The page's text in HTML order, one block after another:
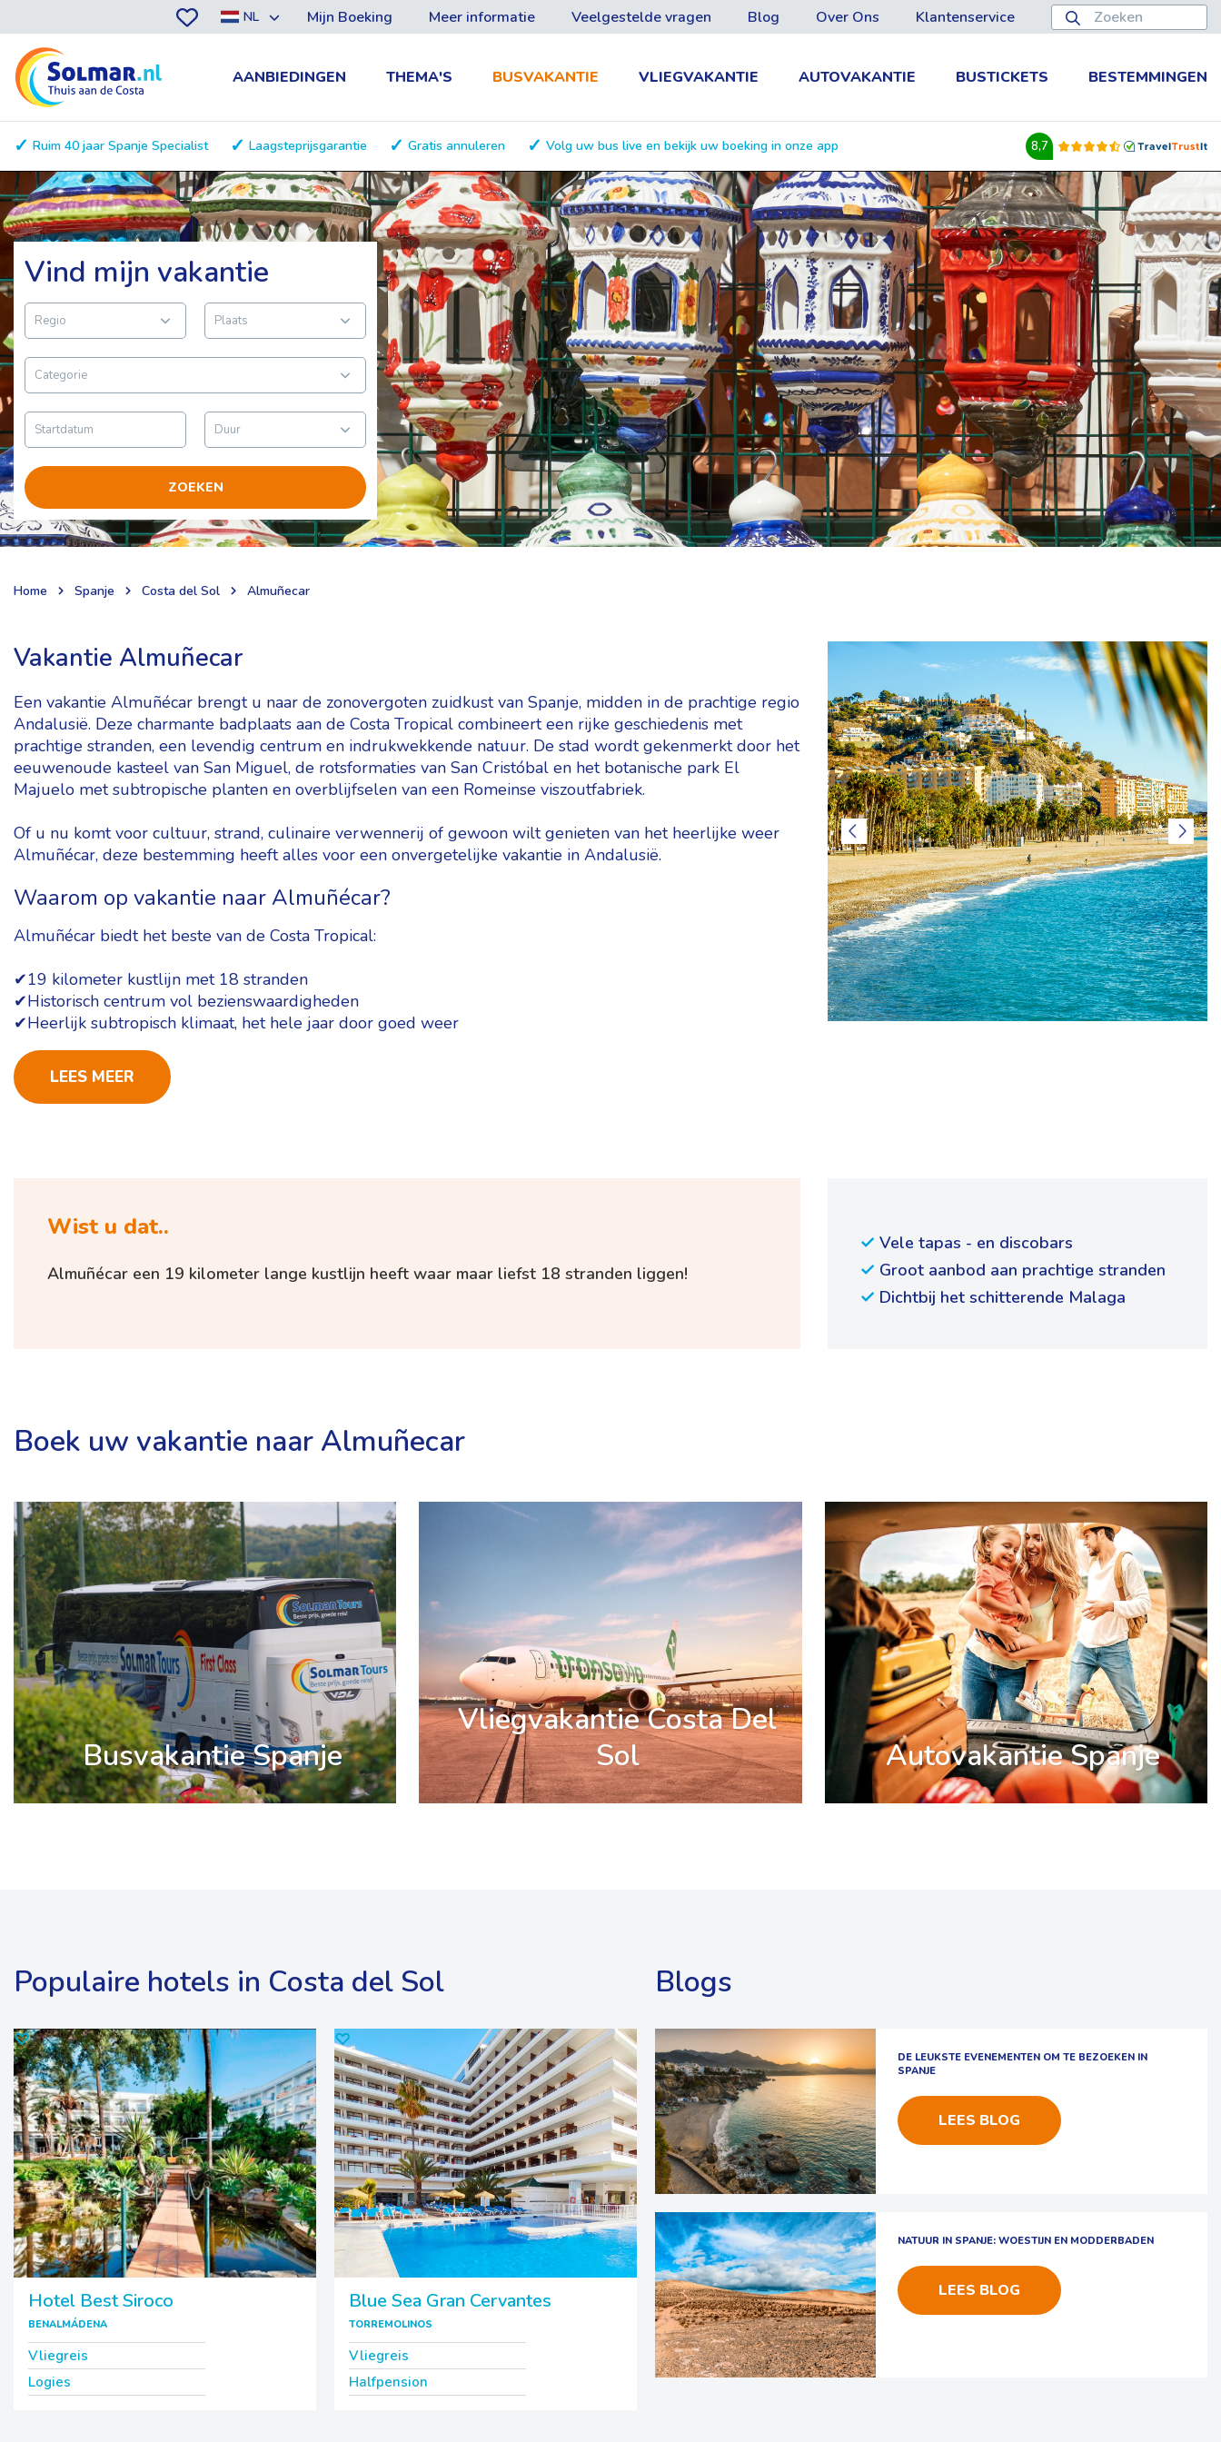
NL Mijn Boeking Meer informatie Veelgestelde vragen Blog Over Ons Klantenservice
AANBIEDINGEN THEMA'S BUSVAKANTIE VLIEGVAKANTIE AUTOVAKANTIE BUSTICKETS BESTEMMINGEN
Ruim 40 jaar Spanje Specialist Laagsteprijsgarantie Gratis annuleren Volg uw bus live en bekijk uw boeking in onze app 8,7
Vind mijn vakantie
ZOEKEN
Home Spanje Costa del Sol Almuñecar
Vakantie Almuñecar
Een vakantie Almuñécar brengt u naar de zonovergoten zuidkust van Spanje, midden in de prachtige regio
Andalusië. Deze charmante badplaats aan de Costa Tropical combineert een rijke geschiedenis met
prachtige stranden, een levendig centrum en indrukwekkende natuur. De stad wordt gekenmerkt door het
eeuwenoude kasteel van San Miguel, de rotsformaties van San Cristóbal en het botanische park El
Majuelo met subtropische planten en overblijfselen van een Romeinse viszoutfabriek.
Of u nu komt voor cultuur, strand, culinaire verwennerij of gewoon wilt genieten van het heerlijke weer
Almuñécar, deze bestemming heeft alles voor een onvergetelijke vakantie in Andalusië.
Waarom op vakantie naar Almuñécar?
Almuñécar biedt het beste van de Costa Tropical:
✔19 kilometer kustlijn met 18 stranden
✔Historisch centrum vol bezienswaardigheden
✔Heerlijk subtropisch klimaat, het hele jaar door goed weer
LEES MEER
Wist u dat..
Almuñécar een 19 kilometer lange kustlijn heeft waar maar liefst 18 stranden liggen!
Vele tapas - en discobars
Groot aanbod aan prachtige stranden
Dichtbij het schitterende Malaga
Boek uw vakantie naar Almuñecar
Busvakantie Spanje
Vliegvakantie Costa Del
Sol
Autovakantie Spanje
Populaire hotels in Costa del Sol Blogs
♡
Hotel Best Siroco
BENALMÁDENA
Vliegreis
Logies
♡
Blue Sea Gran Cervantes
TORREMOLINOS
Vliegreis
Halfpension
DE LEUKSTE EVENEMENTEN OM TE BEZOEKEN IN
SPANJE
LEES BLOG
NATUUR IN SPANJE: WOESTIJN EN MODDERBADEN
LEES BLOG